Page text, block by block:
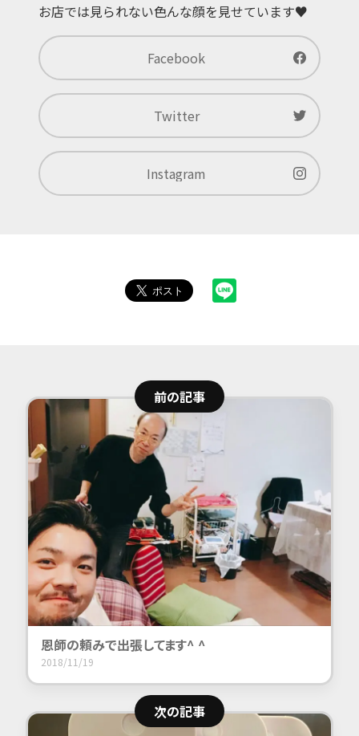
お店では見られない色んな顔を見せています♥
Facebook
Twitter
Instagram
前の記事
恩師の頼みで出張してます^ ^
2018/11/19
次の記事